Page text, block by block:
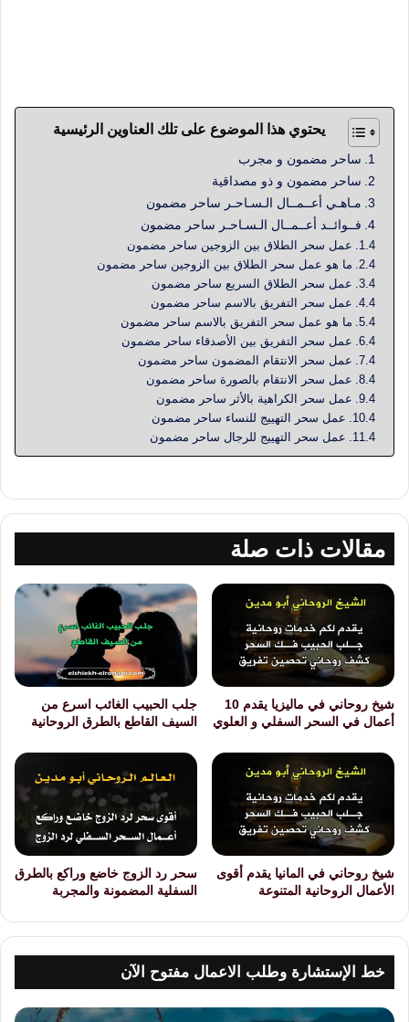
يحتوي هذا الموضوع على تلك العناوين الرئيسية
ساحر مضمون و مجرب
ساحر مضمون و ذو مصداقية
مـاهـي أعــمــال الـسـاحـر ساحر مضمون
فــوائــد أعــمــال الـسـاحـر ساحر مضمون
عمل سحر الطلاق بين الزوجين ساحر مضمون
ما هو عمل سحر الطلاق بين الزوجين ساحر مضمون
عمل سحر الطلاق السريع ساحر مضمون
عمل سحر التفريق بالاسم ساحر مضمون
ما هو عمل سحر التفريق بالاسم ساحر مضمون
عمل سحر التفريق بين الأصدقاء ساحر مضمون
عمل سحر الانتقام المضمون ساحر مضمون
عمل سحر الانتقام بالصورة ساحر مضمون
عمل سحر الكراهية بالأثر ساحر مضمون
عمل سحر التهييج للنساء ساحر مضمون
عمل سحر التهييج للرجال ساحر مضمون
مقالات ذات صلة
شيخ روحاني في ماليزيا يقدم 10
أعمال في السحر السفلي و العلوي
جلب الحبيب الغائب اسرع من
السيف القاطع بالطرق الروحانية
شيخ روحاني في المانيا يقدم أقوى
الأعمال الروحانية المتنوعة
سحر رد الزوج خاضع وراكع بالطرق
السفلية المضمونة والمجربة
خط الإستشارة وطلب الاعمال مفتوح الآن